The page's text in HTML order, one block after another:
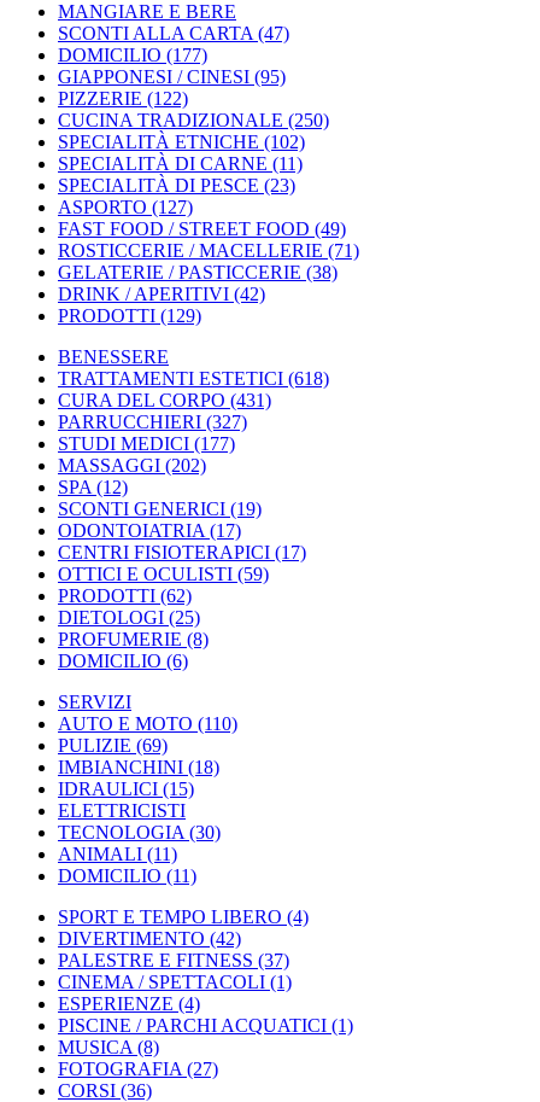
MANGIARE E BERE
SCONTI ALLA CARTA (47)
DOMICILIO (177)
GIAPPONESI / CINESI (95)
PIZZERIE (122)
CUCINA TRADIZIONALE (250)
SPECIALITÀ ETNICHE (102)
SPECIALITÀ DI CARNE (11)
SPECIALITÀ DI PESCE (23)
ASPORTO (127)
FAST FOOD / STREET FOOD (49)
ROSTICCERIE / MACELLERIE (71)
GELATERIE / PASTICCERIE (38)
DRINK / APERITIVI (42)
PRODOTTI (129)
BENESSERE
TRATTAMENTI ESTETICI (618)
CURA DEL CORPO (431)
PARRUCCHIERI (327)
STUDI MEDICI (177)
MASSAGGI (202)
SPA (12)
SCONTI GENERICI (19)
ODONTOIATRIA (17)
CENTRI FISIOTERAPICI (17)
OTTICI E OCULISTI (59)
PRODOTTI (62)
DIETOLOGI (25)
PROFUMERIE (8)
DOMICILIO (6)
SERVIZI
AUTO E MOTO (110)
PULIZIE (69)
IMBIANCHINI (18)
IDRAULICI (15)
ELETTRICISTI
TECNOLOGIA (30)
ANIMALI (11)
DOMICILIO (11)
SPORT E TEMPO LIBERO (4)
DIVERTIMENTO (42)
PALESTRE E FITNESS (37)
CINEMA / SPETTACOLI (1)
ESPERIENZE (4)
PISCINE / PARCHI ACQUATICI (1)
MUSICA (8)
FOTOGRAFIA (27)
CORSI (36)